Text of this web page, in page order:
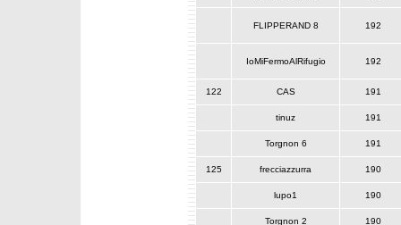
FLIPPERAND 8 192
IoMiFermoAlRifugio 192
122 CAS 191
tinuz 191
Torgnon 6 191
125 frecciazzurra 190
lupo1 190
Torgnon 2 190